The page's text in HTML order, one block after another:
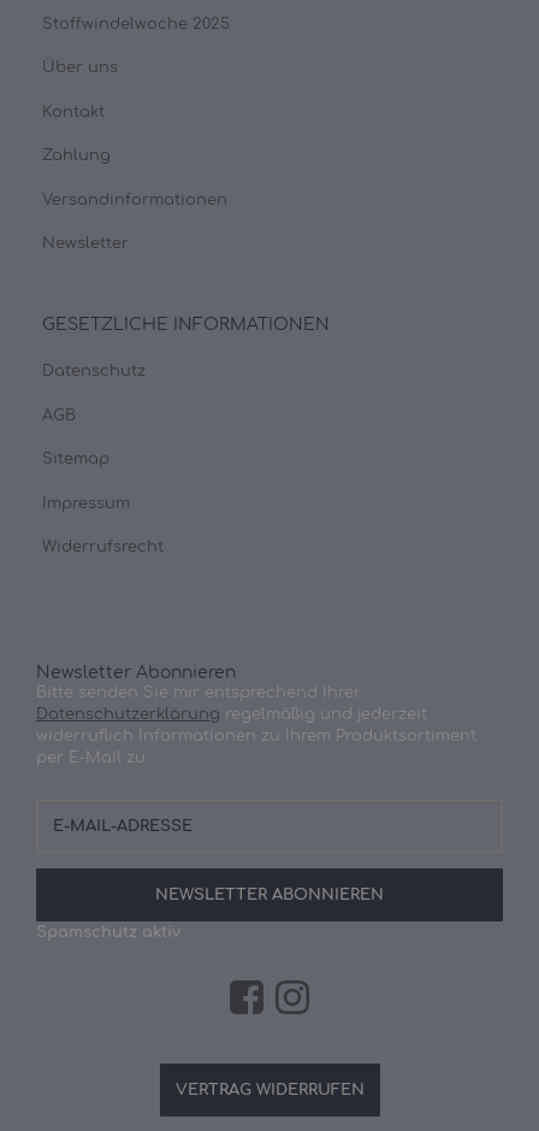
Stoffwindelwoche 2025
Über uns
Kontakt
Zahlung
Versandinformationen
Newsletter
GESETZLICHE INFORMATIONEN
Datenschutz
AGB
Sitemap
Impressum
Widerrufsrecht
Newsletter Abonnieren
Bitte senden Sie mir entsprechend Ihrer
Datenschutzerklärung regelmäßig und jederzeit
widerruflich Informationen zu Ihrem Produktsortiment
per E-Mail zu.
Mail-
NEWSLETTER ABONNIEREN
Spamschutz aktiv
VERTRAG WIDERRUFEN